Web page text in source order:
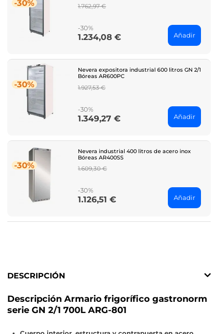
-30%
Regular
1.762,97 €
-30%
Price
1.234,08 € Añadir
-30%
Nevera expositora industrial 600 litros GN 2/1
Bóreas AR600PC
Regular
1.927,53 €
-30%
Price
1.349,27 € Añadir
-30%
Nevera industrial 400 litros de acero inox
Bóreas AR400SS
Regular
1.609,30 €
-30%
Price
1.126,51 € Añadir
DESCRIPCIÓN
Descripción Armario frigorífico gastronorm
serie GN 2/1 700L ARG-801